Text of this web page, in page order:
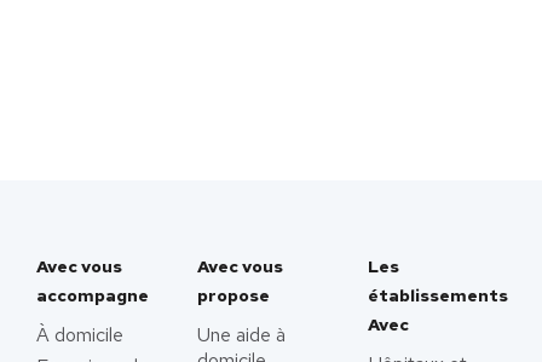
Avec vous
accompagne
À domicile
Avec vous
propose
Une aide à
Les
établissements
Avec